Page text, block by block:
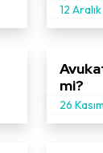
12
mi?
26